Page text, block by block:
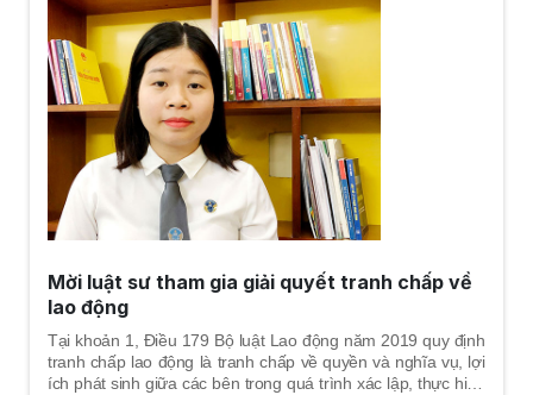
Mời luật sư tham gia giải quyết tranh chấp về
lao động
Tại khoản 1, Điều 179 Bộ luật Lao động năm 2019 quy định
tranh chấp lao động là tranh chấp về quyền và nghĩa vụ, lợi
ích phát sinh giữa các bên trong quá trình xác lập, thực hiện